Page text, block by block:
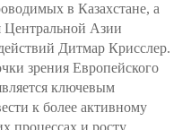
в Казахстане, а
Центральной Азии
Дитмар Крисслер.
зрения Европейского
ключевым
к более активному
процессах и росту